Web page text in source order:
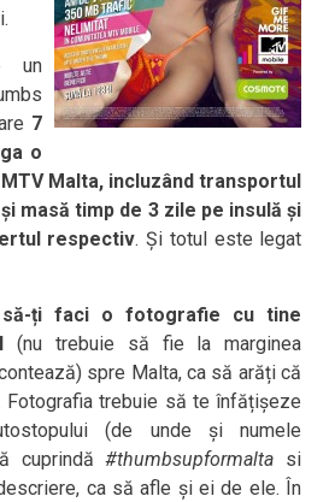
un
7
o
Malta, incluzând transportul
masă timp de 3 zile pe insulă și
respectiv. Și totul este legat
ți faci o fotografie cu tine
(nu trebuie să fie la marginea
spre Malta, ca să arăți că
trebuie să te înfățișeze
(de unde și numele
cuprindă#thumbsupformalta si
ca să afle și ei de ele. În